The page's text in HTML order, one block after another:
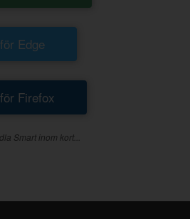
Edge
Firefox
Smart inom kort...